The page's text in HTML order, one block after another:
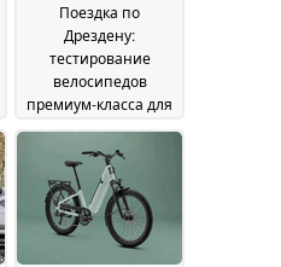
Поездка по
Дрездену:
тестирование
велосипедов
премиум-класса для
поездок на работу от
Pelago18 July 2026